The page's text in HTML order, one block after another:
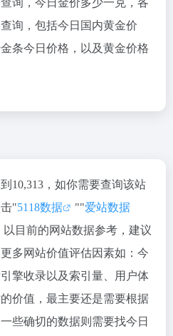
询，今日金价多少一克，各
询，包括今日国内黄金价
条今日价格，以及黄金价格
10,313，如你需要查询该站
"5118数据 ""爱站数据
以目前的网站数据参考，建议
多网站价值评估因素如：今
擎收录以及索引量、用户体
价值，最主要还是需要根据
些确切的数据则需要找今日